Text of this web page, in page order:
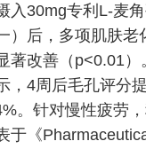
入30mg专利L-麦
）后，多项肌肤老
著改善（p<0.01）
，4周后毛孔评分
。针对慢性疲劳
于《